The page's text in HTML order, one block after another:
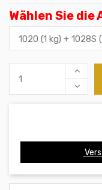
Wählen Sie